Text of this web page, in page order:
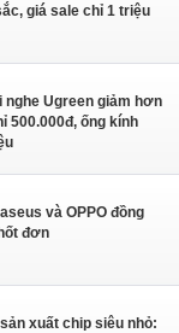
giá sale chỉ 1 triệu
nghe Ugreen giảm hơn
500.000đ, ống kính
và OPPO đồng
đơn
xuất chip siêu nhỏ: